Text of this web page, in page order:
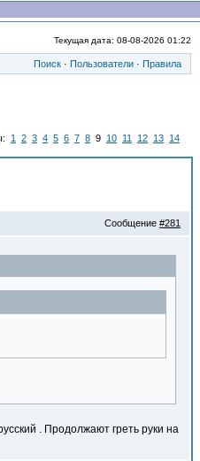
Текущая дата: 08-08-2026 01:22
Поиск · Пользователи · Правила
1 2 3 4 5 6 7 8 9 10 11 12 13 14
Сообщение #281
. Продолжают греть руки на